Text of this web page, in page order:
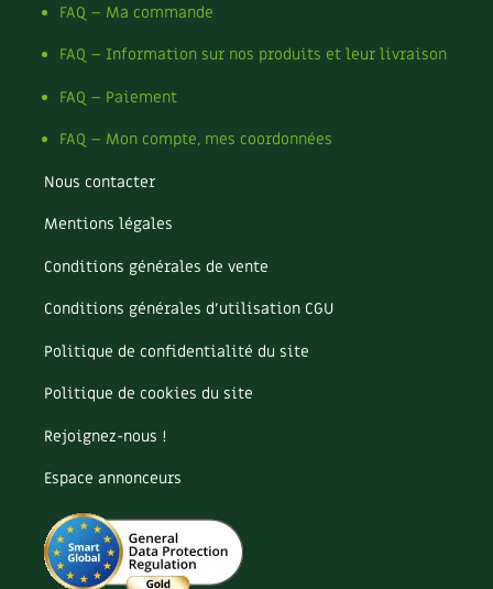
Poireau
Pollinisation
Pollution
Pomme
Potager
Potager en lasagnes
Poules
Prairie fleurie
Purin
Recette
Récup'
Réparation
Reproduction
Restauration
Rocaille
Ronce (ou mûre de jardin)
Roquette
FAQ – Ma commande
FAQ – Information sur nos produits et leur livraison
FAQ – Paiement
FAQ – Mon compte, mes coordonnées
Nous contacter
Mentions légales
Conditions générales de vente
Conditions générales d’utilisation CGU
Politique de confidentialité du site
Politique de cookies du site
Rejoignez-nous !
Espace annonceurs